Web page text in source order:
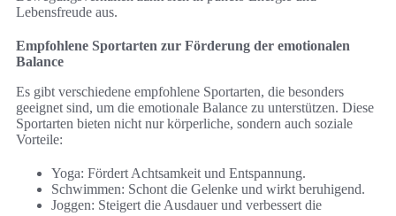
Lebensfreude aus.
Empfohlene Sportarten zur Förderung der emotionalen
Balance
Es gibt verschiedene empfohlene Sportarten, die besonders
geeignet sind, um die emotionale Balance zu unterstützen. Diese
Sportarten bieten nicht nur körperliche, sondern auch soziale
Vorteile:
Yoga: Fördert Achtsamkeit und Entspannung.
Schwimmen: Schont die Gelenke und wirkt beruhigend.
Joggen: Steigert die Ausdauer und verbessert die